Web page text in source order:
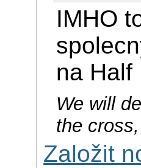
IMHO
na Half
We will
the
Založit